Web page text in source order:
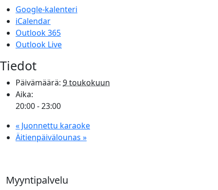
Google-kalenteri
iCalendar
Outlook 365
Outlook Live
Tiedot
Päivämäärä: 9 toukokuun
Aika:
20:00 - 23:00
« Juonnettu karaoke
Äitienpäivälounas »
Myyntipalvelu